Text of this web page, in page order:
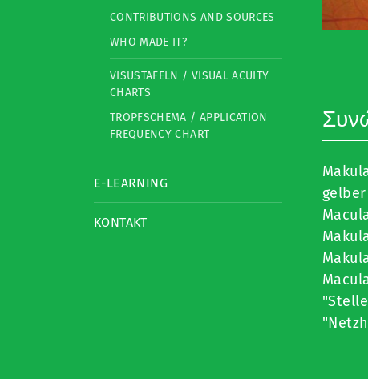
CONTRIBUTIONS AND SOURCES
WHO MADE IT?
VISUSTAFELN / VISUAL ACUITY
CHARTS
TROPFSCHEMA / APPLICATION
FREQUENCY CHART
E-LEARNING
KONTAKT